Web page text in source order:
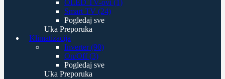
OLED TV-ovi (1)
Smart TV (24)
Pogledaj sve
Uka Preporuka
Klimatizacija
Inverter (90)
On/Off (3)
Pogledaj sve
Uka Preporuka